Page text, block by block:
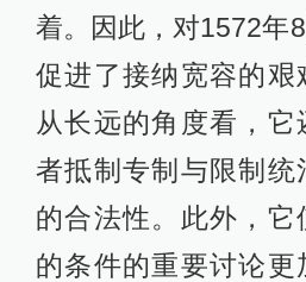
着。因此，对1572年
促进了接纳宽容的艰
从长远的角度看，
者抵制专制与限制统
的合法性。此外，它
的条件的重要讨论更